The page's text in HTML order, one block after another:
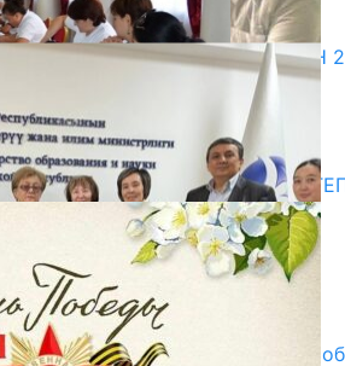
20.07.2026
ЖОЖДОРГО КАБЫЛ АЛУУНУН
20.07.2026
Медиа
СУЗАКТА 750 ОРУНДУУ
ПАЙДАЛАНУУГА БЕРИЛЕТ
07.08.2025
Улуу Жеңиштин жандуу сөзү
29.04.2025
Награды в преддверии Дня